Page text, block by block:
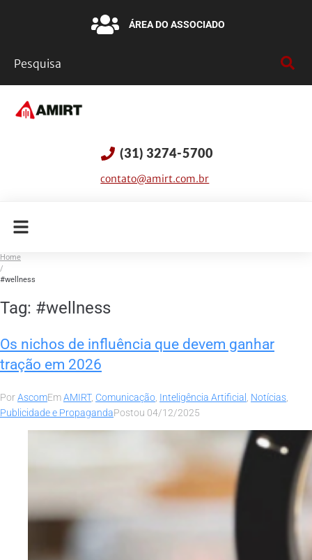
ÁREA DO ASSOCIADO
(31) 3274-5700
contato@amirt.com.br
Home
/
#wellness
Tag: #wellness
Os nichos de influência que devem ganhar
tração em 2026
PorAscomEmAMIRT, Comunicação, Inteligência Artificial , Notícias,
Publicidade e PropagandaPostou 04/12/2025